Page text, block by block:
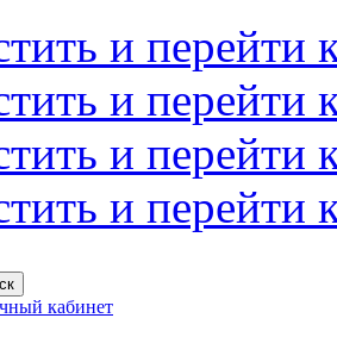
и перейти
и перейти
и перейти
и перейти
кабинет